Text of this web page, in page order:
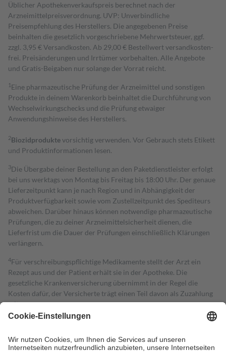
Üblicher Apothekenverkaufspreis berechnet nach der
Arzneimittelpreisverordnung. UVP: Unverbindliche
Preisempfehlung des Herstellers. Die angegebenen Preise
beinhalten die gesetzlich vorgeschriebene Mehrwertsteuer, ggf.
zzgl. 3,95 € Versandkosten. Ab 29,00 € Bestell­wert versand­kosten­
frei. Preisänderungen und Irrtümer vorbehalten. Alle Angebote
und Gratis-Beigaben nur solange der Vorrat reicht.
1 Eine pharmazeutische Prüfung der Arzneimittel und sonstigen
Produkte in deinem Warenkorb beinhaltet die Durchführung von
Wechselwirkungschecks und die Prüfung etwaiger
Anwendungshinweise des Herstellers.
2Biozidproduktevorsichtig verwenden. Vor Gebrauch stets Etikett
und Produktinformationen lesen.
3Die Übergabe deiner Bestellung an den Paketdienstleister erfolgt
bei uns werktags von Montag bis Freitag bis 18:00 Uhr. Der genaue
Lieferzeitpunkt kann je nach Region und in Abhängigkeit der
Produktverfügbarkeit sowie vom Zustellzeitpunkt des Spediteurs
abweichen. Darüber hinaus können notwendige pharmazeutische
Prüfungen, die zu deiner Arzneimittelsicherheit dienen, die
Lieferfrist um die Dauer der Prüfungen einschließlich Klärungen
verlängern.
4Für verschreibungspflichtige Medikamente stellt der Arzt ein
Rezept aus und der Patient erhält sie in der Apotheke. Die
gesetzliche Krankenversicherung übernimmt in der Regel die
Kosten dafür, der Versicherte trägt einen Teil davon als Zuzahlung
mit.
Grundsätzlich leisten Mitglieder Zuzahlungen in Höhe von zehn
höchstens zehn Euro.
Es sind jedoch nie mehr als die tatsächlichen
Kosten der Leistung zu entrichten.